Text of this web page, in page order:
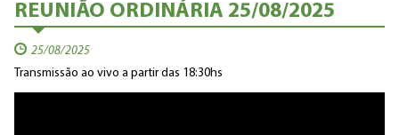
REUNIÃO ORDINÁRIA 25/08/2025
25/08/2025
Transmissão ao vivo a partir das 18:30hs